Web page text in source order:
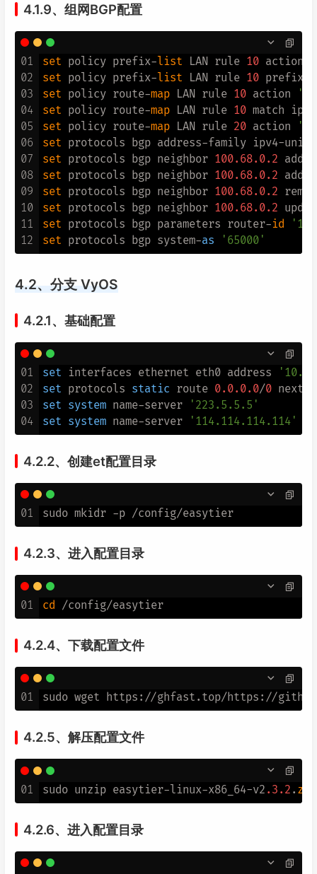
4.1.9、组网BGP配置
01
02
03
04
05
06
07
08
09
10
11
12
set policy prefix-list LAN rule 10 action
set policy prefix-list LAN rule 10 prefix
set policy route-map LAN rule 10 action
set policy route-map LAN rule 10 match ip
set policy route-map LAN rule 20 action
set protocols bgp address-family ipv4-
set protocols bgp neighbor 100.68.0.2
set protocols bgp neighbor 100.68.0.2
set protocols bgp neighbor 100.68.0.2
set protocols bgp neighbor 100.68.0.2
set protocols bgp parameters router-id
set protocols bgp system-as '65000'
4.2、分支 VyOS
4.2.1、基础配置
01
02
03
04
set interfaces ethernet eth0 address
set protocols static route 0.0.0.0/0 next
set system name-server
'223.5.5.5'
set system name-server '114.114.114.114'
4.2.2、创建et配置目录
01
4.2.3、进入配置目录
01 cd
4.2.4、下载配置文件
01
4.2.5、解压配置文件
01 sudo unzip easytier-linux-x86_64-v2 .3 .2 . zip
4.2.6、进入配置目录